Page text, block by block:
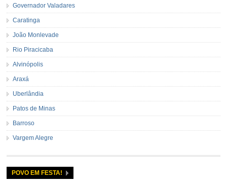
Governador Valadares
Caratinga
João Monlevade
Rio Piracicaba
Alvinópolis
Araxá
Uberlândia
Patos de Minas
Barroso
Vargem Alegre
POVO EM FESTA!